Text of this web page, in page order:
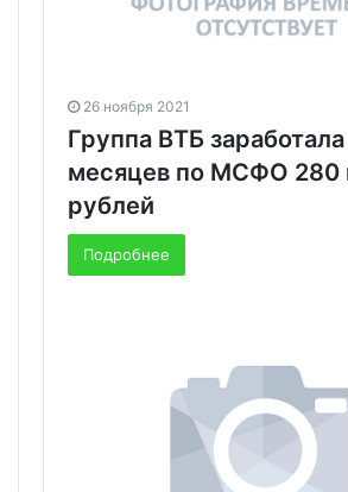
26 ноября 2021
Группа ВТБ
месяцев по МСФО 280
рублей
Подробнее